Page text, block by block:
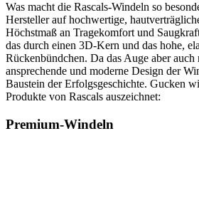
Was macht die Rascals-Windeln so
Hersteller auf hochwertige,
Höchstmaß an Tragekomfort und
das durch einen 3D-Kern und das hohe,
Rückenbündchen. Da das Auge aber
ansprechende und moderne Design der
Baustein der Erfolgsgeschichte. Gucken
Produkte von Rascals auszeichnet:
Premium-Windeln